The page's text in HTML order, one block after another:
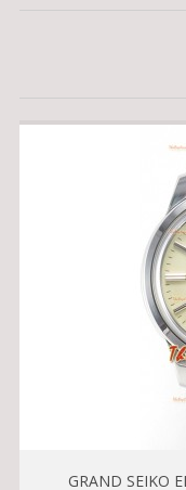
GRAND SEIKO